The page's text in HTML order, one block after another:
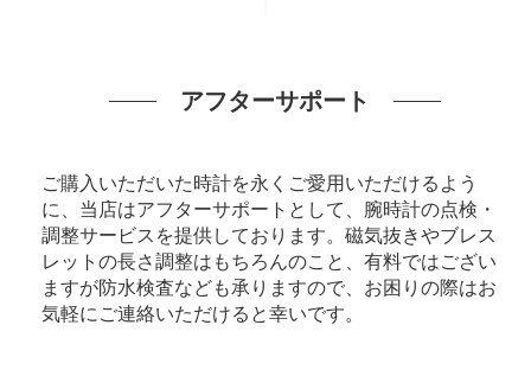
アフターサポート
ご購入いただいた時計を永くご愛用いただけるよう
に、当店はアフターサポートとして、腕時計の点検・
調整サービスを提供しております。磁気抜きやブレス
レットの長さ調整はもちろんのこと、有料ではござい
ますが防水検査なども承りますので、お困りの際はお
気軽にご連絡いただけると幸いです。